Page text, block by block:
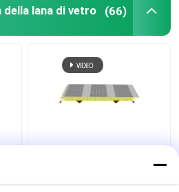
della lana di vetro (66)